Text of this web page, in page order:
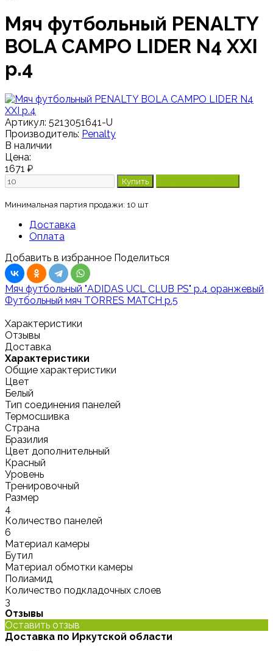
Мяч футбольный PENALTY
BOLA CAMPO LIDER N4 XXI
р.4
Артикул: 5213051641-U
Производитель: Penalty
В наличии
Цена:
1671 ₽
Минимальная партия продажи: 10 шт
Доставка
Оплата
Добавить в избранное Поделиться
Мяч футбольный "ADIDAS UCL CLUB PS" р.4 оранжевый
Футбольный мяч TORRES MATCH р.5
Характеристики
Отзывы
Доставка
Характеристики
Общие характеристики
Цвет
Белый
Тип соединения панелей
Термосшивка
Страна
Бразилия
Цвет дополнительный
Красный
Уровень
Тренировочный
Размер
4
Количество панелей
6
Материал камеры
Бутил
Материал обмотки камеры
Полиамид
Количество подкладочных слоев
3
Отзывы
Оставить отзыв
Доставка по Иркутской области